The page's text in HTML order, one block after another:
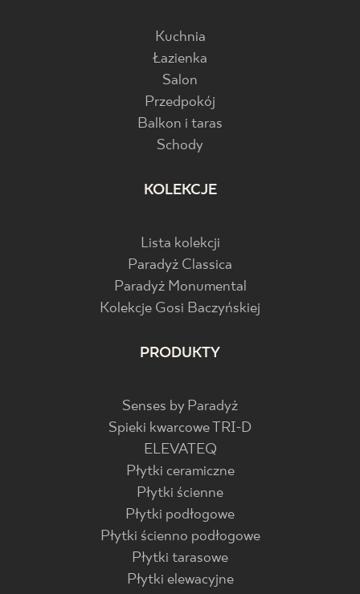
Kuchnia
Łazienka
Salon
Przedpokój
Balkon i taras
Schody
KOLEKCJE
Lista kolekcji
Paradyż Classica
Paradyż Monumental
Kolekcje Gosi Baczyńskiej
PRODUKTY
Senses by Paradyż
Spieki kwarcowe TRI-D
ELEVATEQ
Płytki ceramiczne
Płytki ścienne
Płytki podłogowe
Płytki ścienno podłogowe
Płytki tarasowe
Płytki elewacyjne